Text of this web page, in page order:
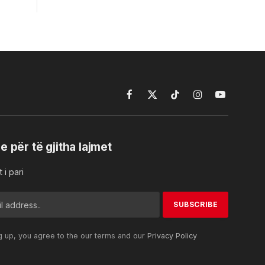
Facebook
X
TikTokInstagramYouTube
për të gjitha lajmet
i pari
up, you agree to the our terms and our Privacy Policy